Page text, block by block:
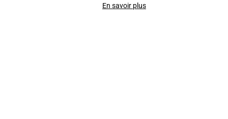
En savoir plus